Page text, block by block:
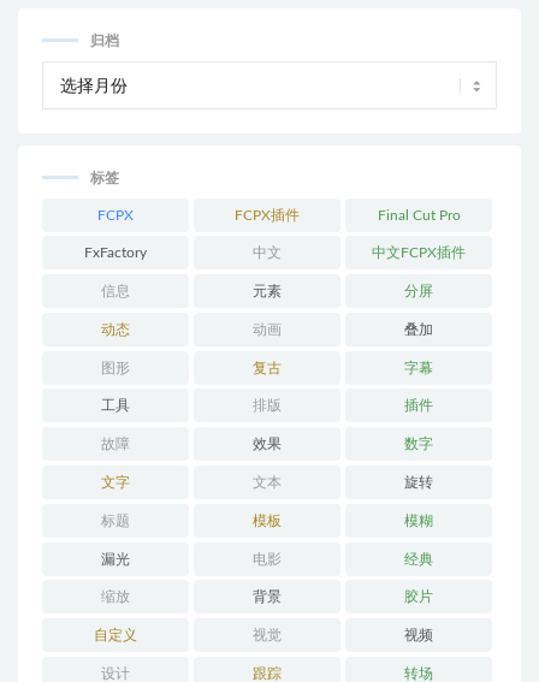
归档
标签
FCPX FCPX插件 Final Cut Pro
FxFactory 中文 中文FCPX插件
信息 元素 分屏
动态 动画 叠加
图形 复古 字幕
工具 排版 插件
故障 效果 数字
文字 文本 旋转
标题 模板 模糊
漏光 电影 经典
缩放 背景 胶片
自定义 视觉 视频
设计 跟踪 转场